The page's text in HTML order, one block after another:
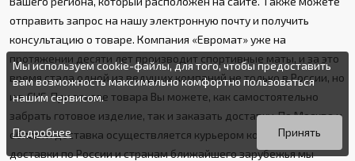
отправить запрос на нашу электронную почту и получить
консультацию о товаре. Компания «Евромат» уже на
протяжении десяти лет производит спортивные маты, и за это
время стала одной из ведущих компаний не только в России, но
и в СНГ. При заказе товара Вы можете, как самостоятельно
забрать готовое изделие, так и заказать доставку. По Москве и
области доставка осуществляется курьером компании, а для
доставки по России и странам ближайшего зарубежья мы
Мы используем cookie-файлы, для того, чтобы предоставить
вам возможность максимально комфортно пользоваться
нашим сервисом.
Вы можете подробнее прочитать о cookie-файлах в открытых
источниках или изменить настройки своего браузера.
Продолжая пользоваться данным сайтом без изменения
настроек вы даете согласие на использование ваших cookie-
Принять
Подробнее